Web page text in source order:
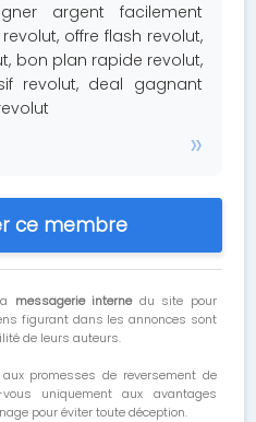
argent facilement
offre flash revolut,
bon plan rapide revolut,
revolut, deal gagnant
ce membre
messagerie internedu site pour
figurant dans les annonces sont
de leurs auteurs.
promesses de reversement de
uniquement aux avantages
pour éviter toute déception.